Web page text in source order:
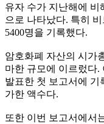
유자 수가 지난해에 비
으로 나타났다. 특히
5400명을 기록했다.
암호화폐 자산의 시가
마한 규모에 이르렀다.
발표한 첫 보고서에 기
가한 액수다.
또한 이번 보고서에서